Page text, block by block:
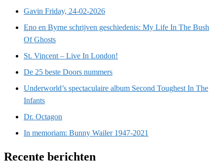
Gavin Friday, 24-02-2026
Eno en Byrne schrijven geschiedenis: My Life In The Bush
Of Ghosts
St. Vincent – Live In London!
De 25 beste Doors nummers
Underworld’s spectaculaire album Second Toughest In The
Infants
Dr. Octagon
In memoriam: Bunny Wailer 1947-2021
Recente berichten